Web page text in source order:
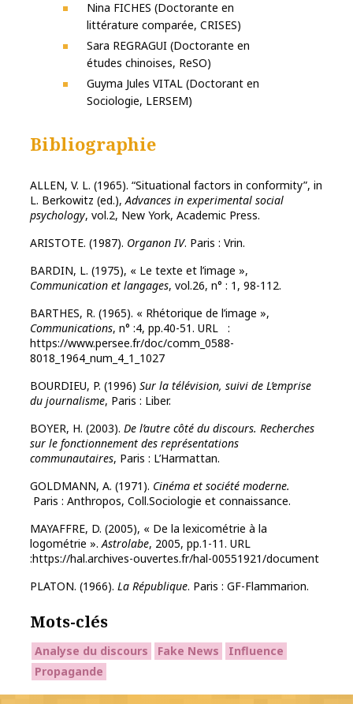
Nina FICHES (Doctorante en
littérature comparée, CRISES)
Sara REGRAGUI (Doctorante en
études chinoises, ReSO)
Guyma Jules VITAL (Doctorant en
Sociologie, LERSEM)
Bibliographie
ALLEN, V. L. (1965). “Situational factors in conformity”, in
L. Berkowitz (ed.), Advances in experimental social
psychology, vol.2, New York, Academic Press.
ARISTOTE. (1987). Organon IV. Paris : Vrin.
BARDIN, L. (1975), « Le texte et l’image »,
Communication et langages, vol.26, n° : 1, 98-112.
BARTHES, R. (1965). « Rhétorique de l’image »,
Communications, n° :4, pp.40-51. URL :
https://www.persee.fr/doc/comm_0588-
8018_1964_num_4_1_1027
BOURDIEU, P. (1996) Sur la télévision, suivi de L’emprise
du journalisme, Paris : Liber.
BOYER, H. (2003). De l’autre côté du discours. Recherches
sur le fonctionnement des représentations
communautaires, Paris : L’Harmattan.
GOLDMANN, A. (1971). Cinéma et société moderne.
Paris : Anthropos, Coll.Sociologie et connaissance.
MAYAFFRE, D. (2005), « De la lexicométrie à la
logométrie ». Astrolabe, 2005, pp.1-11. URL
:https://hal.archives-ouvertes.fr/hal-00551921/document
PLATON. (1966). La République. Paris : GF-Flammarion.
Mots-clés
Analyse du discours Fake News
Influence
Propagande